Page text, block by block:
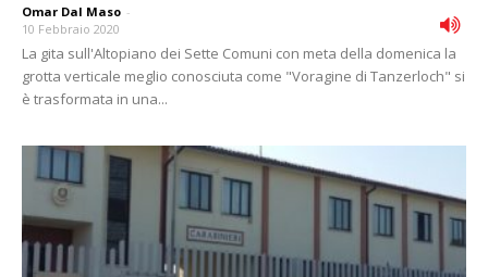
Omar Dal Maso -
10 Febbraio 2020
La gita sull'Altopiano dei Sette Comuni con meta della domenica la
grotta verticale meglio conosciuta come "Voragine di Tanzerloch" si
è trasformata in una...